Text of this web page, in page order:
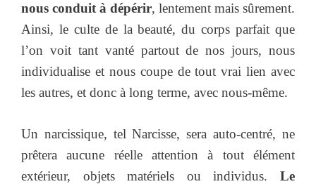
nous conduit à dépérir, lentement mais sûrement.
Ainsi, le culte de la beauté, du corps parfait que
l’on voit tant vanté partout de nos jours, nous
individualise et nous coupe de tout vrai lien avec
les autres, et donc à long terme, avec nous-même.
Un narcissique, tel Narcisse, sera auto-centré, ne
prêtera aucune réelle attention à tout élément
extérieur, objets matériels ou individus. Le